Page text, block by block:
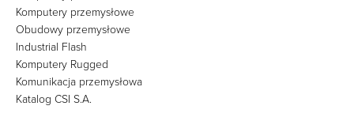
Komputery przemysłowe
Obudowy przemysłowe
Industrial Flash
Komputery Rugged
Komunikacja przemysłowa
Katalog CSI S.A.